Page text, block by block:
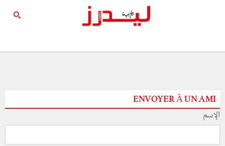
ENVOYER À UN AMI
الإسم